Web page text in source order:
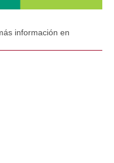
información en